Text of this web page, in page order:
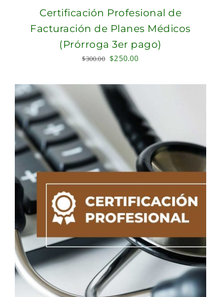
Certificación Profesional de
Facturación de Planes Médicos
(Prórroga 3er pago)
$300.00 Original
was:
$300.00.
$250.00
is: